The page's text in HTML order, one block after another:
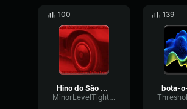
100
Hino do São Paulo TV Globo
MinorLevelTight69378
139